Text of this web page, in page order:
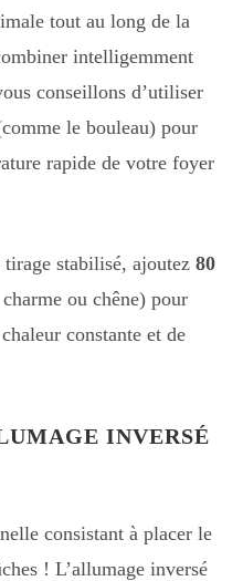
tout au long de la
intelligemment
conseillons d’utiliser
le bouleau) pour
rapide de votre foyer
stabilisé, ajoutez 80
ou chêne) pour
constante et de
INVERSÉ
consistant à placer le
! L’allumage inversé